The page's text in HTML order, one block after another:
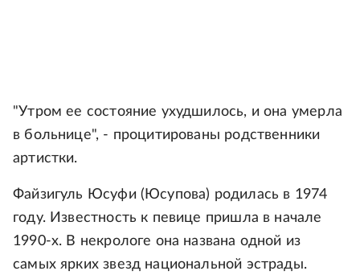
"Утром ее состояние ухудшилось, и она умерла
в больнице", - процитированы родственники
артистки.
Файзигуль Юсуфи (Юсупова) родилась в 1974
году. Известность к певице пришла в начале
1990-х. В некрологе она названа одной из
самых ярких звезд национальной эстрады.